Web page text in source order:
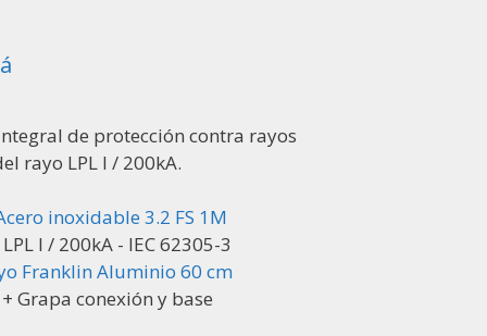
de protección contra rayos
rayo LPL I / 200kA.
inoxidable 3.2 FS 1M
I / 200kA - IEC 62305-3
Franklin Aluminio 60 cm
Grapa conexión y base